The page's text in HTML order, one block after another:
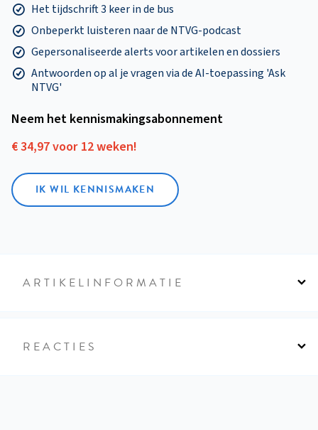
Het tijdschrift 3 keer in de bus
Onbeperkt luisteren naar de NTVG-podcast
Gepersonaliseerde alerts voor artikelen en dossiers
Antwoorden op al je vragen via de AI-toepassing 'Ask
NTVG'
Neem het kennismakings­abonnement
€ 34,97 voor 12 weken!
IK WIL KENNISMAKEN
ARTIKELINFORMATIE
REACTIES